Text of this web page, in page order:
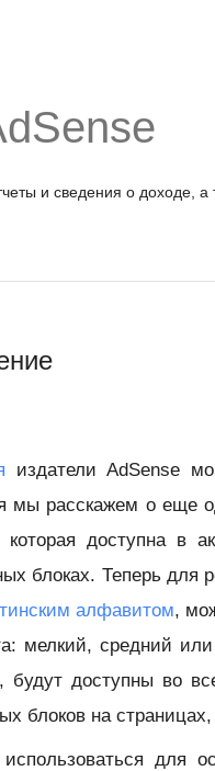
и сведения о доходе,
издатели AdSense
мы расскажем о еще
доступна в
блоках. Теперь для
алфавитом,
мелкий, средний
доступны во
блоков на
для